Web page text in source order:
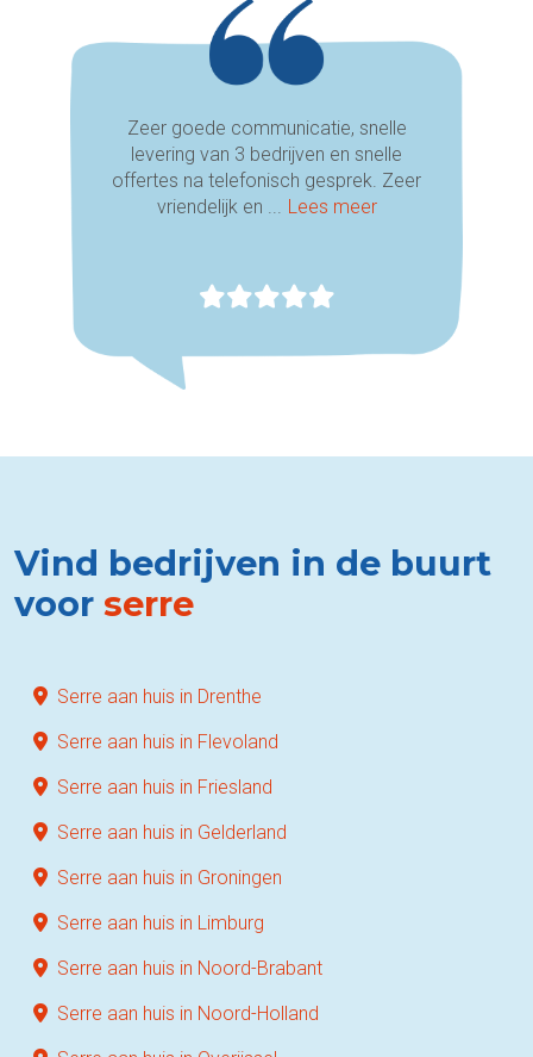
Zeer goede communicatie, snelle
levering van 3 bedrijven en snelle
offertes na telefonisch gesprek. Zeer
vriendelijk en ... Lees meer
Vind bedrijven in de buurt
voor serre
Serre aan huis in Drenthe
Serre aan huis in Flevoland
Serre aan huis in Friesland
Serre aan huis in Gelderland
Serre aan huis in Groningen
Serre aan huis in Limburg
Serre aan huis in Noord-Brabant
Serre aan huis in Noord-Holland